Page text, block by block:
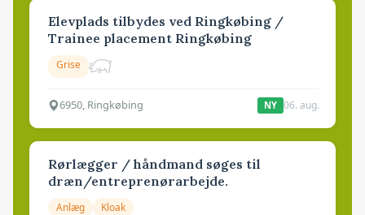
Elevplads tilbydes ved Ringkøbing /
Trainee placement Ringkøbing
Grise
6950, Ringkøbing NY 06. aug.
Rørlægger / håndmand søges til
dræn/entreprenørarbejde.
Anlæg Kloak